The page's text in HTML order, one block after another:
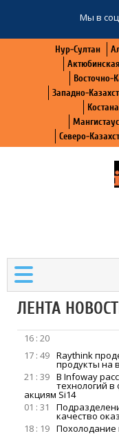
Мы в
Нур-Султан
Актюбинская
Восточно-
Западно-
Северо-
ЛЕНТА
16 : 20
17 : 49 Raythink
продукты на
21 : 39 В Infoway
технологий
акциям Si14
01 : 31
качество
18 : 19 Похолодание